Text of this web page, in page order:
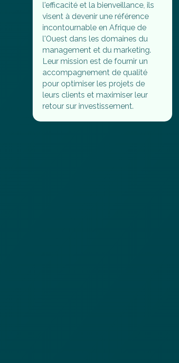
l'efficacité et la bienveillance, ils
visent à devenir une référence
incontournable en Afrique de
l'Ouest dans les domaines du
management et du marketing.
Leur mission est de fournir un
accompagnement de qualité
pour optimiser les projets de
leurs clients et maximiser leur
retour sur investissement.